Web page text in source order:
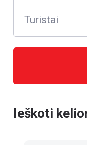
Turistai
Ieškoti